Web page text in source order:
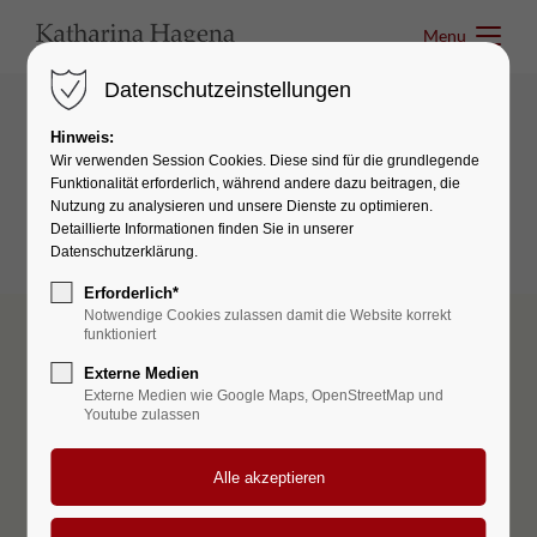
Menu
Teambox [Simple]
Weare acreativestudio
basedinAustria
Datenschutzeinstellungen
Hinweis:
Wir verwenden Session Cookies. Diese sind für die grundlegende
Funktionalität erforderlich, während andere dazu beitragen, die
Nutzung zu analysieren und unsere Dienste zu optimieren.
Detaillierte Informationen finden Sie in unserer
Datenschutzerklärung.
Erforderlich*
Notwendige Cookies zulassen damit die Website korrekt
funktioniert
Externe Medien
Externe Medien wie Google Maps, OpenStreetMap und
Youtube zulassen
Menu